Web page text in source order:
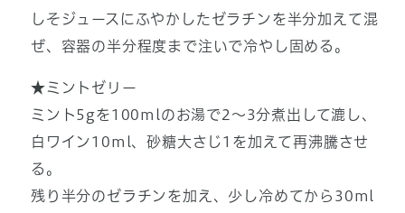
しそジュースにふやかしたゼラチンを半分加えて混
ぜ、容器の半分程度まで注いで冷やし固める。
★ミントゼリー
ミント5gを100mlのお湯で2～3分煮出して漉し、
白ワイン10ml、砂糖大さじ1を加えて再沸騰させ
る。
残り半分のゼラチンを加え、少し冷めてから30ml